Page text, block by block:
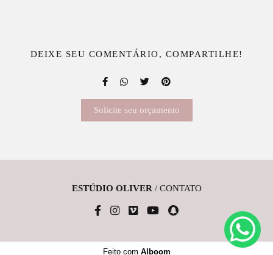
DEIXE SEU COMENTÁRIO, COMPARTILHE!
Solicite seu orçamento
ESTÚDIO OLIVER / CONTATO
Feito com Alboom